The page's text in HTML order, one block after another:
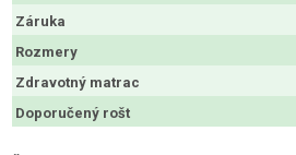
Záruka
Rozmery
Zdravotný matrac
Doporučený rošt